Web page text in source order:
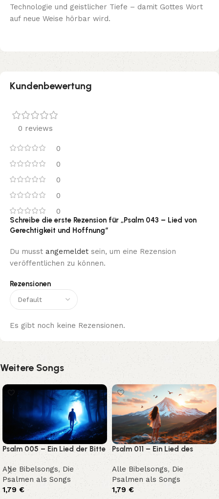
Technologie und geistlicher Tiefe – damit Gottes Wort
auf neue Weise hörbar wird.
Kundenbewertung
0 reviews
0
0
0
0
0
Rezensionen
Es gibt noch keine Rezensionen.
Schreibe die erste Rezension für „Psalm 043 – Lied von
Gerechtigkeit und Hoffnung“
Du musst angemeldet sein, um eine Rezension
veröffentlichen zu können.
Weitere Songs
Psalm 005 – Ein Lied der Bitte
und Hoffnung
Alle Bibelsongs, Die
Psalmen als Songs
1,79 €
Psalm 011 – Ein Lied des
Vertrauens auf Gottes
Gerechtigkeit
Alle Bibelsongs, Die
Psalmen als Songs
1,79 €